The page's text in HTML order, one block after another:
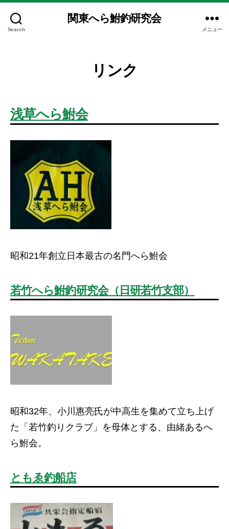
Search
関東へら鮒釣研究会
メニュー
リンク
浅草へら鮒会
昭和21年創立日本最古の名門へら鮒会
若竹へら鮒釣研究会（日研若竹支部）
昭和32年、小川惠亮氏が中高生を集めて立ち上げ
た「若竹釣りクラブ」を母体とする、由緒あるへ
ら鮒会。
ともゑ釣船店